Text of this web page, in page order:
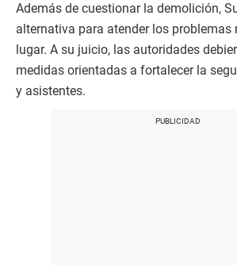
Además de cuestionar la demolición,
alternativa para atender los problemas
lugar. A su juicio, las autoridades
medidas orientadas a fortalecer la
y asistentes.